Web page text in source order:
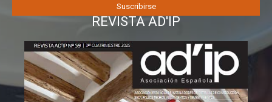
REVISTA AD'IP